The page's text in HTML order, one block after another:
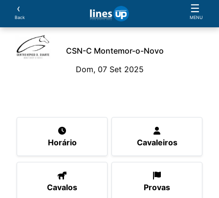
‹
Back
☰
MENU
CSN-C Montemor-o-Novo
Dom, 07 Set 2025
Horário Cavaleiros
Cavalos Provas